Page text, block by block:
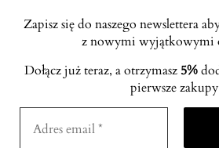
Zapisz się do naszego newslettera
z nowymi wyjątkowymi
Dołącz już teraz, a otrzymasz 5%
pierwsze